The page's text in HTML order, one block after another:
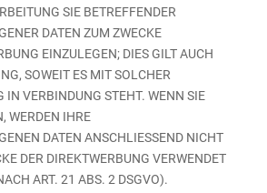
SIE BETREFFENDER
DATEN ZUM ZWECKE
EINZULEGEN; DIES GILT AUCH
SOWEIT ES MIT SOLCHER
IN VERBINDUNG STEHT. WENN SIE
WERDEN IHRE
DATEN ANSCHLIESSEND NICHT
DER DIREKTWERBUNG VERWENDET
ART. 21 ABS. 2 DSGVO).